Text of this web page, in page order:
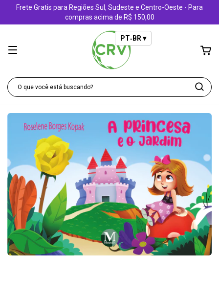
Frete Gratis para Regiões Sul, Sudeste e Centro-Oeste - Para
compras acima de R$ 150,00
PT‑BR ▾